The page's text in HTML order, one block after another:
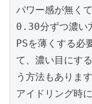
パワー感が無く
0.30分ずつ濃い
PSを薄くする必
て、濃い目にす
う方法もあります
アイドリング時